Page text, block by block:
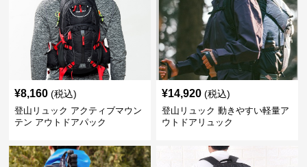
¥8,160 (税込)
登山リュック アクティブマウン
テン アウトドアパック
¥14,920 (税込)
登山リュック 動きやすい軽量ア
ウトドアリュック